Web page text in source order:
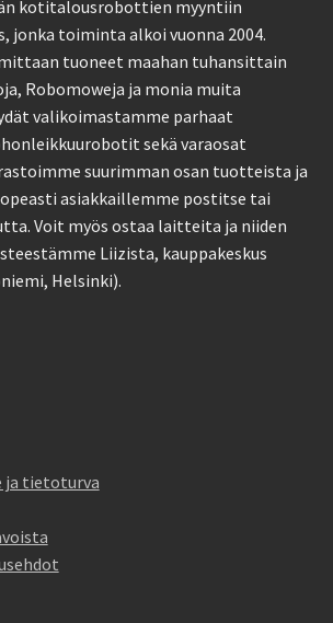
kotitalousrobottien myyntiin
jonka toiminta alkoi vuonna 2004.
tuoneet maahan tuhansittain
Robomoweja ja monia muita
valikoimastamme parhaat
sekä varaosat
suurimman osan tuotteista ja
asiakkaillemme postitse tai
Voit myös ostaa laitteita ja niiden
Liizista, kauppakeskus
Helsinki).
ja tietoturva